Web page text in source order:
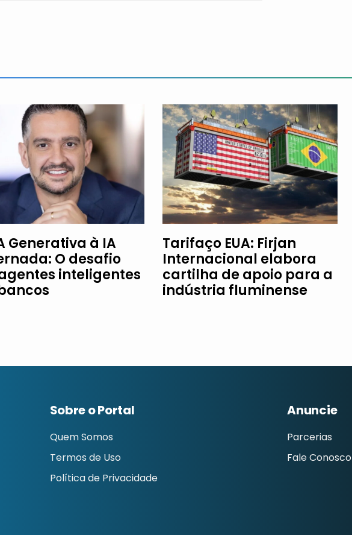
Generativa à IA
O desafio
inteligentes
Tarifaço EUA: Firjan
Internacional elabora
cartilha de apoio para a
indústria fluminense
Sobre o Portal
Quem Somos
Termos de Uso
Política de Privacidade
Anuncie
Parcerias
Fale Conosco